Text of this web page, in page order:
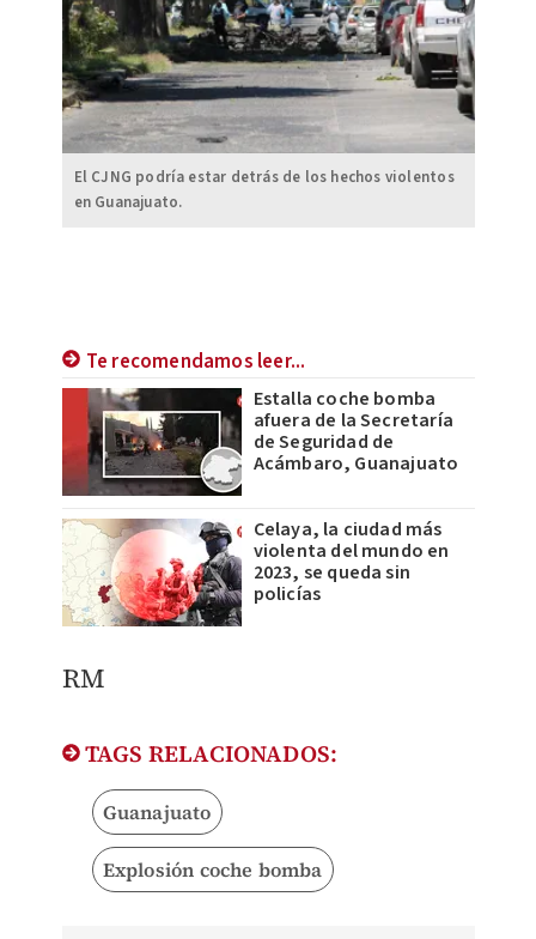
El CJNG podría estar detrás de los hechos violentos
en Guanajuato.
Te recomendamos leer...
Estalla coche bomba
afuera de la Secretaría
de Seguridad de
Acámbaro, Guanajuato
Celaya, la ciudad más
violenta del mundo en
2023, se queda sin
policías
RM
TAGS RELACIONADOS:
Guanajuato
Explosión coche bomba